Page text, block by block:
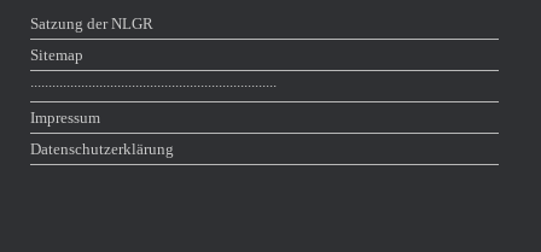
Satzung der NLGR
Sitemap
∙∙∙∙∙∙∙∙∙∙∙∙∙∙∙∙∙∙∙∙∙∙∙∙∙∙∙∙∙∙∙∙∙∙∙∙∙∙∙∙∙∙∙∙∙∙∙∙∙∙∙∙∙∙∙∙∙∙∙∙∙∙∙∙∙∙∙∙
Impressum
Datenschutzerklärung